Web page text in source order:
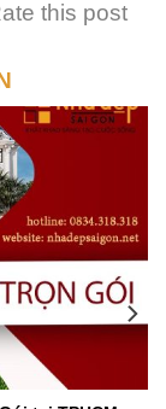
this post